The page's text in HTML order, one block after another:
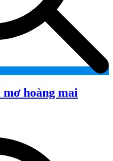
hoàng mai